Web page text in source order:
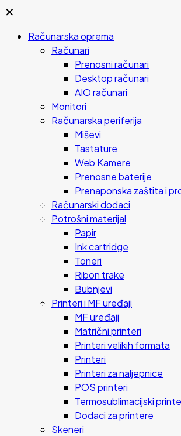
✕
Računarska oprema
Računari
Prenosni računari
Desktop računari
AIO računari
Monitori
Računarska periferija
Miševi
Tastature
Web Kamere
Prenosne baterije
Prenaponska zaštita i
Računarski dodaci
Potrošni materijal
Papir
Ink cartridge
Toneri
Ribon trake
Bubnjevi
Printeri i MF uređaji
MF uređaji
Matrični printeri
Printeri velikih formata
Printeri
Printeri za naljepnice
POS printeri
Termosublimacijski
Dodaci za printere
Skeneri